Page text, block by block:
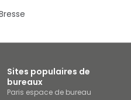
Sites populaires de
bureaux
Paris espace de bureau